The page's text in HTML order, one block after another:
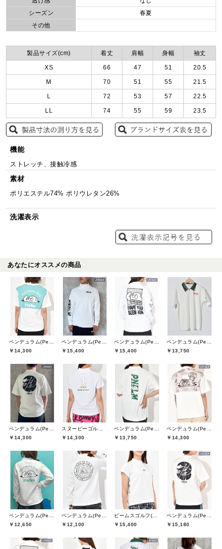
シーズン
春夏
その他
製品サイズ(cm) 着丈 肩幅 身幅 袖丈
XS 66 47 51 20.5
M 70 51 55 21.5
L 72 53 57 22.5
LL 74 55 59 23.5
機能
ストレッチ、接触冷感
素材
ポリエステル74% ポリウレタン26%
洗濯表示
あなたにオススメの商品
￥14,300
￥15,400
￥15,400
￥13,750
￥14,300
￥14,300
￥13,750
￥14,300
￥12,650
￥12,100
￥15,400
￥15,180